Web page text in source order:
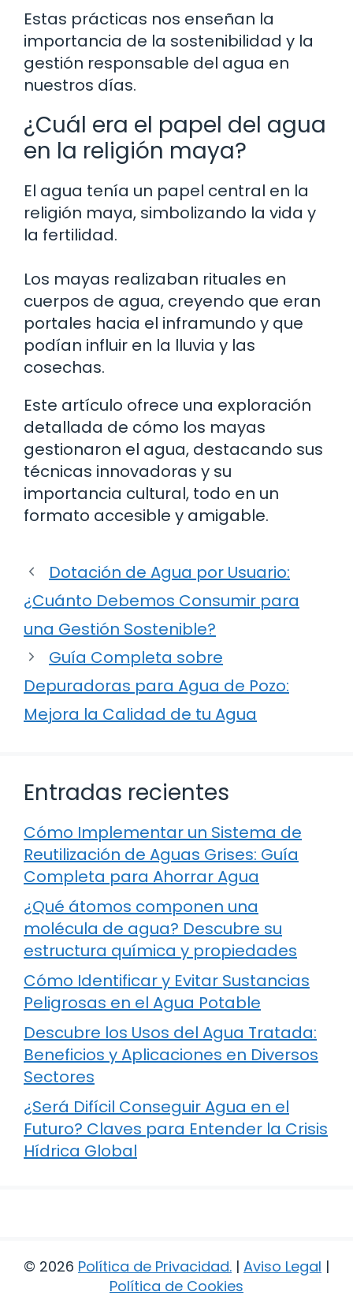
Estas prácticas nos enseñan la
importancia de la sostenibilidad y la
gestión responsable del agua en
nuestros días.
¿Cuál era el papel del agua
en la religión maya?
El agua tenía un papel central en la
religión maya, simbolizando la vida y
la fertilidad.
Los mayas realizaban rituales en
cuerpos de agua, creyendo que eran
portales hacia el inframundo y que
podían influir en la lluvia y las
cosechas.
Este artículo ofrece una exploración
detallada de cómo los mayas
gestionaron el agua, destacando sus
técnicas innovadoras y su
importancia cultural, todo en un
formato accesible y amigable.
Dotación de Agua por Usuario:
¿Cuánto Debemos Consumir para
una Gestión Sostenible?
Guía Completa sobre
Depuradoras para Agua de Pozo:
Mejora la Calidad de tu Agua
Entradas recientes
Cómo Implementar un Sistema de
Reutilización de Aguas Grises: Guía
Completa para Ahorrar Agua
¿Qué átomos componen una
molécula de agua? Descubre su
estructura química y propiedades
Cómo Identificar y Evitar Sustancias
Peligrosas en el Agua Potable
Descubre los Usos del Agua Tratada:
Beneficios y Aplicaciones en Diversos
Sectores
¿Será Difícil Conseguir Agua en el
Futuro? Claves para Entender la Crisis
Hídrica Global
© 2026 Política de Privacidad. | Aviso Legal |
Política de Cookies